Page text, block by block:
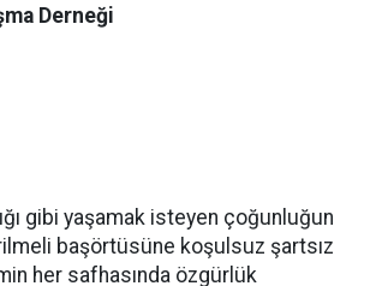
Derneği
gibi yaşamak isteyen çoğunluğun
başörtüsüne koşulsuz şartsız
her safhasında özgürlük